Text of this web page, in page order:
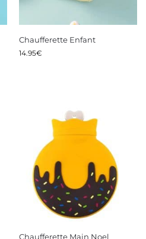
Chaufferette Enfant
14.95€
Chaufferette Main Noel